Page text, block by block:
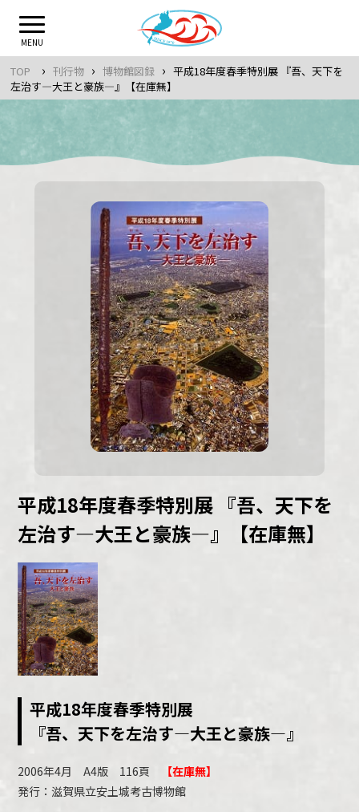
content
MENU
TOP › 刊行物 › 博物館図録 › 平成18年度春季特別展 『吾、天下を
左治す―大王と豪族―』【在庫無】
平成18年度春季特別展 『吾、天下を
左治す―大王と豪族―』【在庫無】
平成18年度春季特別展
『吾、天下を左治す―大王と豪族―』
2006年4月 A4版 116頁
【在庫無】
発行：滋賀県立安土城考古博物館